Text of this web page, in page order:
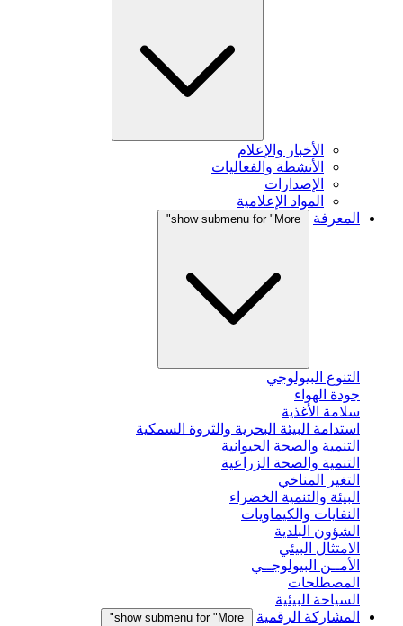
الأخبار والإعلام
الأنشطة والفعاليات
الإصدارات
المواد الإعلامية
المعرفة
show submenu for "More"
التنوع البيولوجي
جودة الهواء
سلامة الأغذية
استدامة البيئة البحرية والثروة السمكية
التنمية والصحة الحيوانية
التنمية والصحة الزراعية
التغير المناخي
البيئة والتنمية الخضراء
النفايات والكيماويات
الشؤون البلدية
الامتثال البيئي
الأمــن البيولوجــي
المصطلحات
السياحة البيئية
المشاركة الرقمية
show submenu for "More"